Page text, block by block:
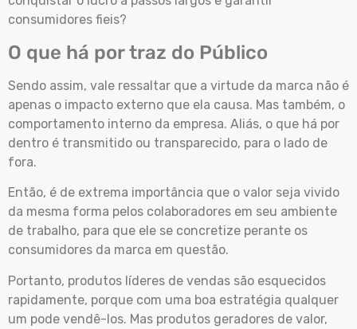
consumidores fieis?
O que há por traz do Público
Sendo assim, vale ressaltar que a virtude da marca não é
apenas o impacto externo que ela causa. Mas também, o
comportamento interno da empresa. Aliás, o que há por
dentro é transmitido ou transparecido, para o lado de
fora.
Então, é de extrema importância que o valor seja vivido
da mesma forma pelos colaboradores em seu ambiente
de trabalho, para que ele se concretize perante os
consumidores da marca em questão.
Portanto, produtos líderes de vendas são esquecidos
rapidamente, porque com uma boa estratégia qualquer
um pode vendê-los. Mas produtos geradores de valor,